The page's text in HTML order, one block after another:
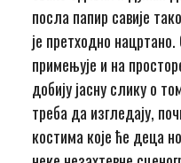
посла папир савије
је претходно
примењује и на
добију јасну слику о
треба да изгледају,
костима које ће деца